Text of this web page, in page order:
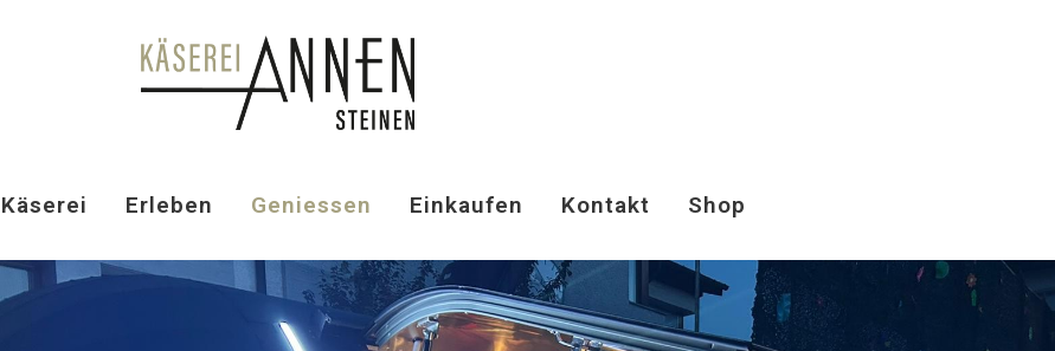
Käserei Erleben Geniessen Einkaufen Kontakt Shop